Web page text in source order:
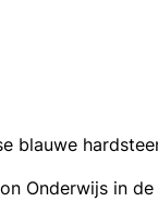
blauwe
Onderwijs in